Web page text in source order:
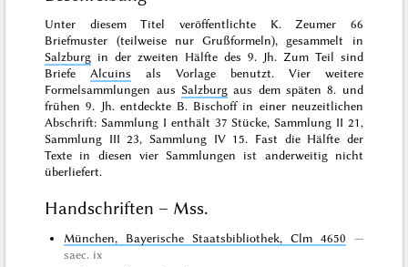
Unter diesem Titel veröffentlichte K. Zeumer 66
Briefmuster (teilweise nur Grußformeln), gesammelt in
Salzburg in der zweiten Hälfte des 9. Jh. Zum Teil sind
BriefeAlcuins als Vorlage benutzt. Vier weitere
Formelsammlungen aus Salzburgaus dem späten 8. und
frühen 9. Jh. entdeckte B. Bischoff in einer neuzeitlichen
Abschrift: Sammlung I enthält 37 Stücke, Sammlung II 21,
Sammlung III 23, Sammlung IV 15. Fast die Hälfte der
Texte in diesen vier Sammlungen ist anderweitig nicht
überliefert.
Handschriften – Mss.
München, Bayerische Staatsbibliothek, Clm 4650
saec. ix